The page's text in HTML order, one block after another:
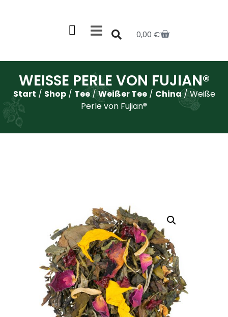
0,00 €
WEISSE PERLE VON FUJIAN®
Start / Shop/ Tee/Weißer Tee/ China/ Weiße
Perle von Fujian®